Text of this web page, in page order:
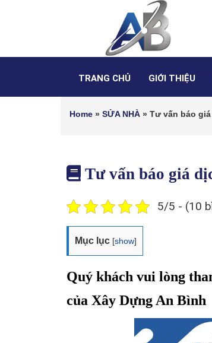
TRANG CHỦ GIỚI THIỆU
Home » SỬA NHÀ » Tư vấn báo giá
Tư vấn báo giá
5/5 - (10
Mục lục [show]
Quý khách vui lòng
của Xây Dựng An Bình